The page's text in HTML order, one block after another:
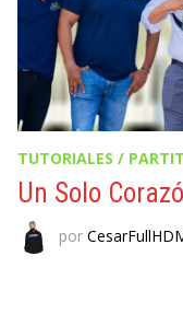
TUTORIALES /
Un Solo
por